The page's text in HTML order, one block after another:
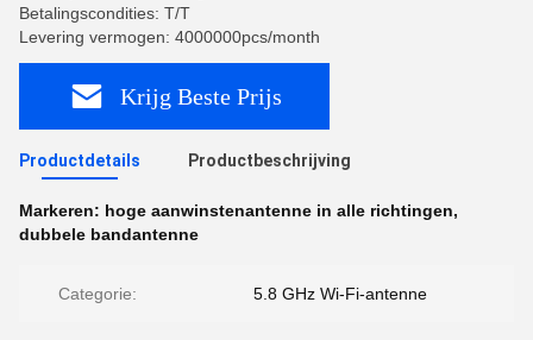
Betalingscondities: T/T
Levering vermogen: 4000000pcs/month
Krijg Beste Prijs
Productdetails Productbeschrijving
Markeren: hoge aanwinstenantenne in alle richtingen,
dubbele bandantenne
Categorie: 5.8 GHz Wi-Fi-antenne